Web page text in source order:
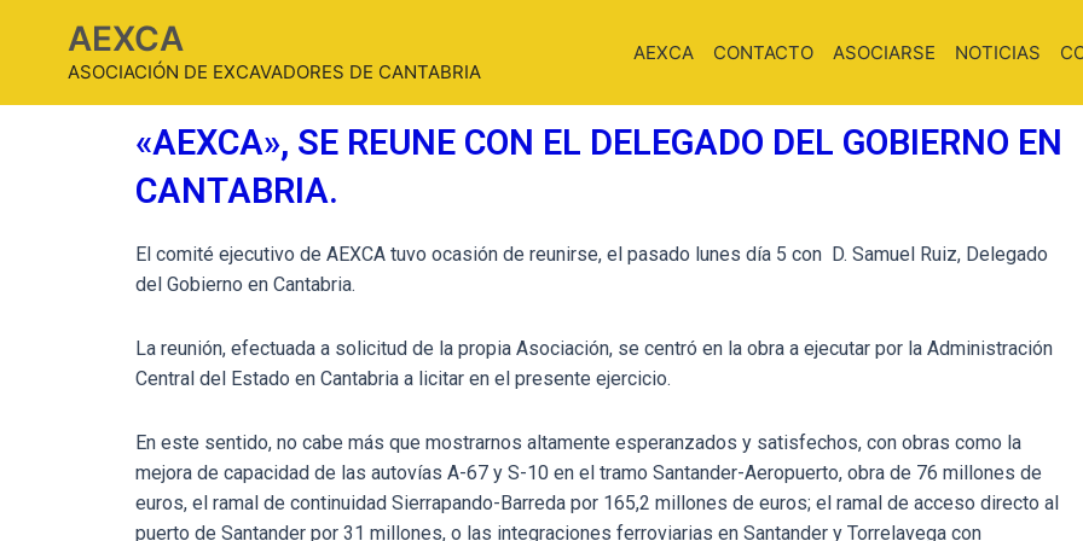
AEXCA
ASOCIACIÓN DE EXCAVADORES DE CANTABRIA
AEXCA CONTACTO ASOCIARSE NOTICIAS
«AEXCA», SE REUNE CON EL DELEGADO DEL GOBIERNO EN
CANTABRIA.
El comité ejecutivo de AEXCA tuvo ocasión de reunirse, el pasado lunes día 5 con D. Samuel Ruiz, Delegado
del Gobierno en Cantabria.
La reunión, efectuada a solicitud de la propia Asociación, se centró en la obra a ejecutar por la Administración
Central del Estado en Cantabria a licitar en el presente ejercicio.
En este sentido, no cabe más que mostrarnos altamente esperanzados y satisfechos, con obras como la
mejora de capacidad de las autovías A-67 y S-10 en el tramo Santander-Aeropuerto, obra de 76 millones de
euros, el ramal de continuidad Sierrapando-Barreda por 165,2 millones de euros; el ramal de acceso directo al
puerto de Santander por 31 millones, o las integraciones ferroviarias en Santander y Torrelavega con